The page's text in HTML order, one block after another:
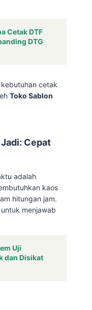
Cetak DTF
DTG
cetak
Toko Sablon
Jadi: Cepat
adalah
kaos
hitungan jam.
menjawab
Uji
dan Disikat